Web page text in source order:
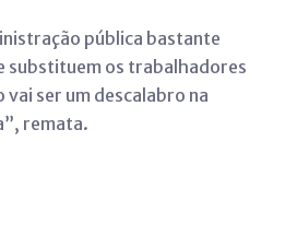
pública bastante
substituem os trabalhadores
ser um descalabro na
remata.